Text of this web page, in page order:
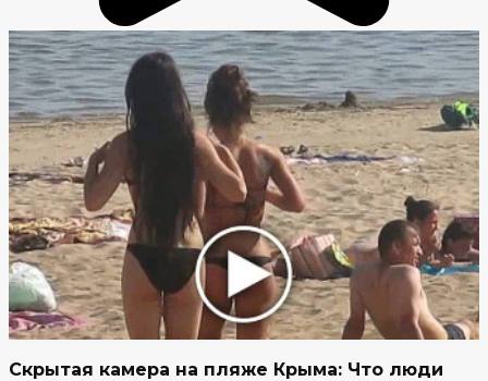
Скрытая камера на пляже Крыма: Что люди